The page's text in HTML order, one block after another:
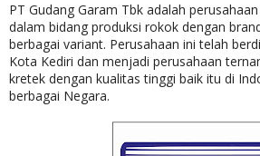
PT Gudang Garam Tbk adalah
dalam bidang produksi rokok dengan
berbagai variant. Perusahaan ini telah
Kota Kediri dan menjadi perusahaan
kretek dengan kualitas tinggi baik itu di
berbagai Negara.